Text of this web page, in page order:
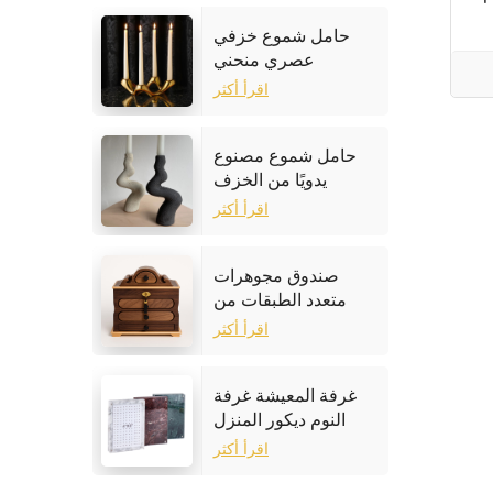
حامل شموع خزفي
عصري منحني
اقرأ أكثر
حامل شموع مصنوع
يدويًا من الخزف
الحجري
اقرأ أكثر
صندوق مجوهرات
متعدد الطبقات من
خشب الجوز
اقرأ أكثر
غرفة المعيشة غرفة
النوم ديكور المنزل
إطار الصورة الرخام
اقرأ أكثر